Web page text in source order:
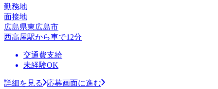
勤務地
面接地
広島県東広島市
西高屋駅から車で12分
交通費支給
未経験OK
詳細を見る
応募画面に進む